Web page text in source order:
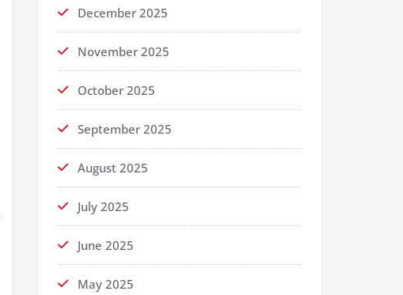
December 2025
November 2025
October 2025
September 2025
August 2025
July 2025
June 2025
May 2025